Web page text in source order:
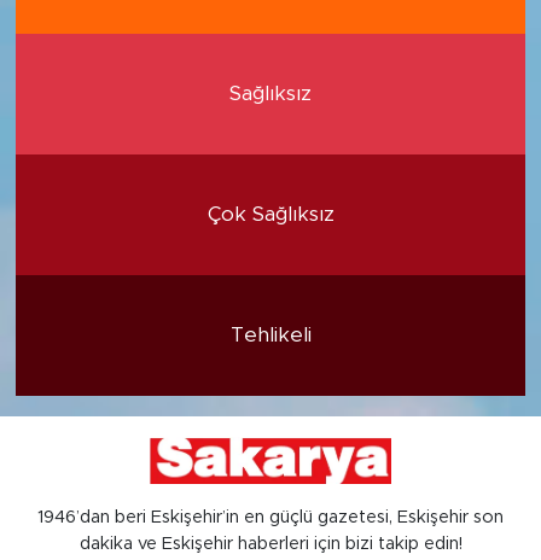
Sağlıksız
Çok Sağlıksız
Tehlikeli
1946’dan beri Eskişehir’in en güçlü gazetesi, Eskişehir son
dakika ve Eskişehir haberleri için bizi takip edin!